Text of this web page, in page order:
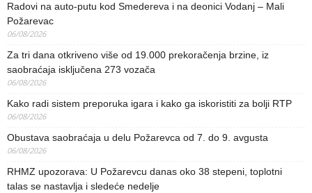
Radovi na auto-putu kod Smedereva i na deonici Vodanj – Mali
Požarevac
06/08/2026
Za tri dana otkriveno više od 19.000 prekoračenja brzine, iz
saobraćaja isključena 273 vozača
06/08/2026
Kako radi sistem preporuka igara i kako ga iskoristiti za bolji RTP
06/08/2026
Obustava saobraćaja u delu Požarevca od 7. do 9. avgusta
06/08/2026
RHMZ upozorava: U Požarevcu danas oko 38 stepeni, toplotni
talas se nastavlja i sledeće nedelje